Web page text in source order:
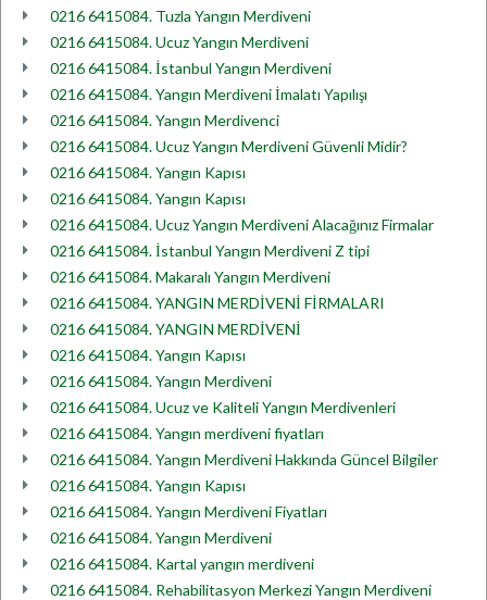
0216 6415084. Tuzla Yangın Merdiveni
0216 6415084. Ucuz Yangın Merdiveni
0216 6415084. İstanbul Yangın Merdiveni
0216 6415084. Yangın Merdiveni İmalatı Yapılışı
0216 6415084. Yangın Merdivenci
0216 6415084. Ucuz Yangın Merdiveni Güvenli Midir?
0216 6415084. Yangın Kapısı
0216 6415084. Yangın Kapısı
0216 6415084. Ucuz Yangın Merdiveni Alacağınız Firmalar
0216 6415084. İstanbul Yangın Merdiveni Z tipi
0216 6415084. Makaralı Yangın Merdiveni
0216 6415084. YANGIN MERDİVENİ FİRMALARI
0216 6415084. YANGIN MERDİVENİ
0216 6415084. Yangın Kapısı
0216 6415084. Yangın Merdiveni
0216 6415084. Ucuz ve Kaliteli Yangın Merdivenleri
0216 6415084. Yangın merdiveni fiyatları
0216 6415084. Yangın Merdiveni Hakkında Güncel Bilgiler
0216 6415084. Yangın Kapısı
0216 6415084. Yangın Merdiveni Fiyatları
0216 6415084. Yangın Merdiveni
0216 6415084. Kartal yangın merdiveni
0216 6415084. Rehabilitasyon Merkezi Yangın Merdiveni